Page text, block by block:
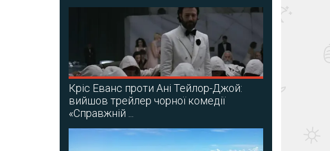
Кріс Еванс проти Ані Тейлор-Джой:
вийшов трейлер чорної комедії
«Справжній ...